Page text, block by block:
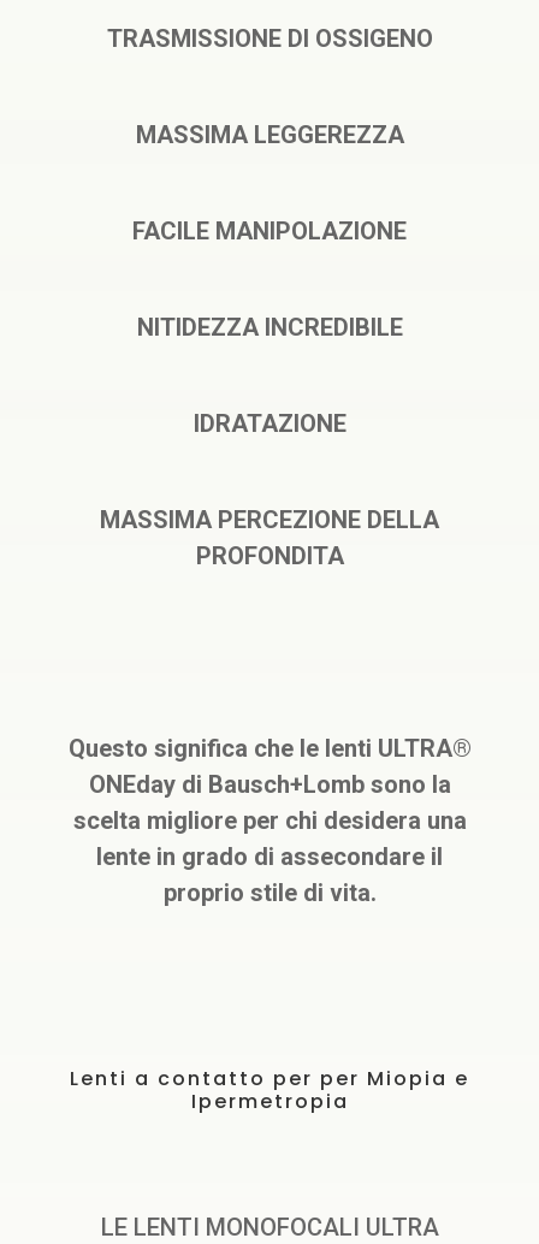
TRASMISSIONE DI OSSIGENO
MASSIMA LEGGEREZZA
FACILE MANIPOLAZIONE
NITIDEZZA INCREDIBILE
IDRATAZIONE
MASSIMA PERCEZIONE DELLA
PROFONDITA
Questo significa che le lenti ULTRA®
ONEday di Bausch+Lomb sono la
scelta migliore per chi desidera una
lente in grado di assecondare il
proprio stile di vita.
Lenti a contatto per per Miopia e
Ipermetropia
LE LENTI MONOFOCALI ULTRA